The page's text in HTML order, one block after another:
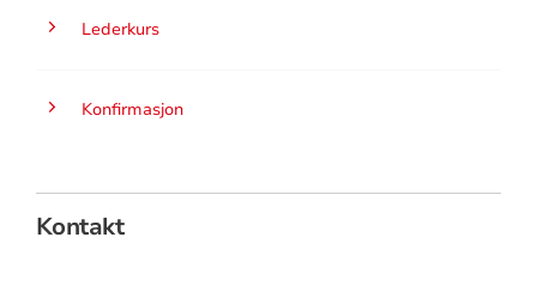
Lederkurs
Konfirmasjon
Kontakt